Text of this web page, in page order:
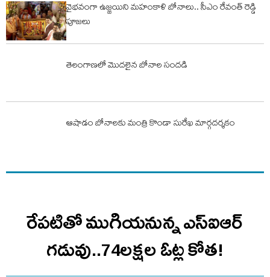
వైభవంగా ఉజ్జయిని మహంకాళి బోనాలు.. సీఎం రేవంత్ రెడ్డి
పూజలు
తెలంగాణలో మొదలైన బోనాల సందడి
ఆషాడం బోనాలకు మంత్రి కొండా సురేఖ మార్గదర్శకం
రేపటితో ముగియనున్న ఎస్‌ఐఆర్
గడువు..74లక్షల ఓట్ల కోత!